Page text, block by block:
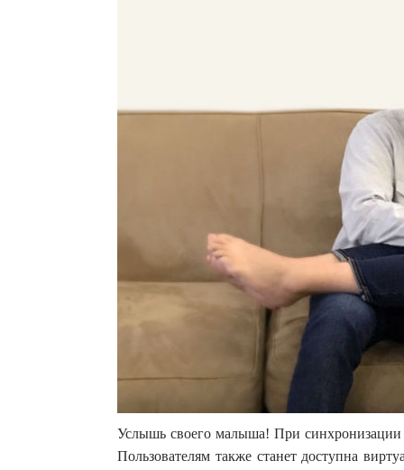
Услышь своего малыша! При синхронизации
Пользователям также станет доступна